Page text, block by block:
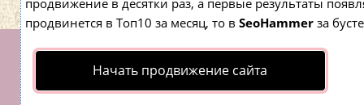
продвинется в Топ10 за месяц, то в SeoHammerза
Начать продвижение сайта